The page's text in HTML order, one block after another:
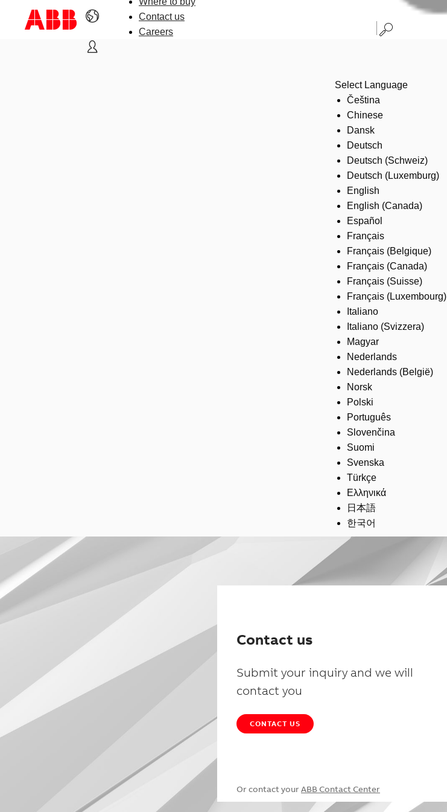
Contact us
Careers
Select Language
Čeština
Chinese
Dansk
Deutsch
Deutsch (Schweiz)
Deutsch (Luxemburg)
English
English (Canada)
Español
Français
Français (Belgique)
Français (Canada)
Français (Suisse)
Français (Luxembourg)
Italiano
Italiano (Svizzera)
Magyar
Nederlands
Nederlands (België)
Norsk
Polski
Português
Slovenčina
Suomi
Svenska
Türkçe
Ελληνικά
日本語
한국어
Contact us
Submit your inquiry and we will
contact you
CONTACT US
Or contact your ABB Contact Center